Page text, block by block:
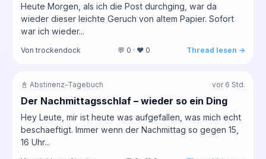
Heute Morgen, als ich die Post durchging, war da
wieder dieser leichte Geruch von altem Papier. Sofort
war ich wieder...
Von trockendock 💬 0 · ❤️ 0 Thread lesen →
📓 Abstinenz-Tagebuch vor 6 Std.
Der Nachmittagsschlaf – wieder so ein Ding
Hey Leute, mir ist heute was aufgefallen, was mich echt
beschaeftigt. Immer wenn der Nachmittag so gegen 15,
16 Uhr...